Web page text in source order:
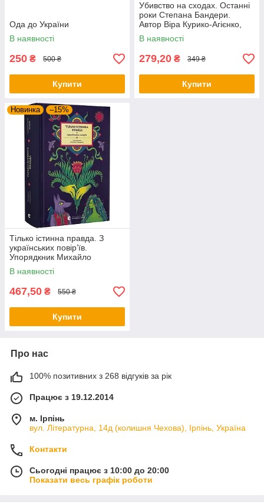
Ода до України
В наявності
250 ₴ 500 ₴
Купити
Убивство на сходах. Останні
роки Степана Бандери.
Автор Віра Курико-Агієнко,
Ілюстратор Лада Касьяненко
В наявності
279,20 ₴ 349 ₴
Купити
Новинка –15%
Тілько істинна правда. З
українських повір’їв.
Упорядкник Михайло
Назаренко
В наявності
467,50 ₴ 550 ₴
Купити
Про нас
100% позитивних з 268 відгуків за рік
Працює з 19.12.2014
м. Ірпінь
вул. Літературна, 14д (колишня Чехова), Ірпінь, Україна
Контакти
Сьогодні працює з 10:00 до 20:00
Показати весь графік роботи